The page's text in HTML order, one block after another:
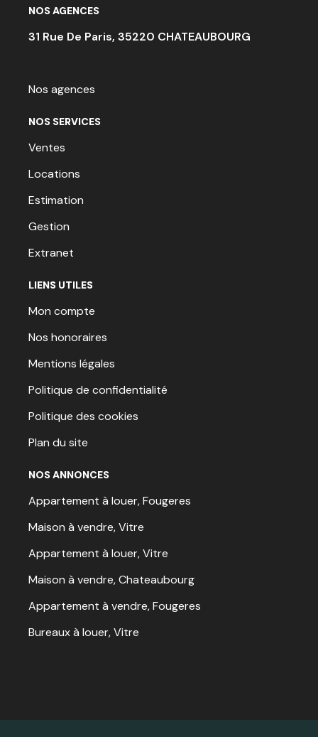
NOS AGENCES
31 Rue De Paris, 35220 CHATEAUBOURG
Nos agences
NOS SERVICES
Ventes
Locations
Estimation
Gestion
Extranet
LIENS UTILES
Mon compte
Nos honoraires
Mentions légales
Politique de confidentialité
Politique des cookies
Plan du site
NOS ANNONCES
Appartement à louer, Fougeres
Maison à vendre, Vitre
Appartement à louer, Vitre
Maison à vendre, Chateaubourg
Appartement à vendre, Fougeres
Bureaux à louer, Vitre